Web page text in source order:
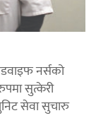
नर्सको
सुत्केरी
सेवा सुचारु